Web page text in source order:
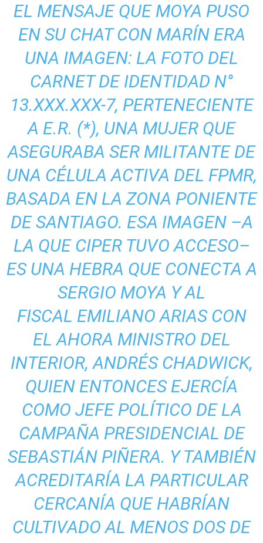
EL MENSAJE QUE MOYA PUSO
EN SU CHAT CON MARÍN ERA
UNA IMAGEN: LA FOTO DEL
CARNET DE IDENTIDAD N°
13.XXX.XXX-7, PERTENECIENTE
A E.R. (*), UNA MUJER QUE
ASEGURABA SER MILITANTE DE
UNA CÉLULA ACTIVA DEL FPMR,
BASADA EN LA ZONA PONIENTE
DE SANTIAGO. ESA IMAGEN –A
LA QUE CIPER TUVO ACCESO–
ES UNA HEBRA QUE CONECTA A
SERGIO MOYA Y AL
FISCAL EMILIANO ARIAS CON
EL AHORA MINISTRO DEL
INTERIOR, ANDRÉS CHADWICK,
QUIEN ENTONCES EJERCÍA
COMO JEFE POLÍTICO DE LA
CAMPAÑA PRESIDENCIAL DE
SEBASTIÁN PIÑERA. Y TAMBIÉN
ACREDITARÍA LA PARTICULAR
CERCANÍA QUE HABRÍAN
CULTIVADO AL MENOS DOS DE